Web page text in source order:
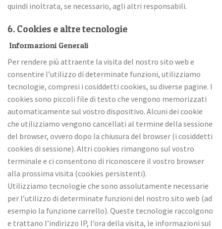
quindi inoltrata, se necessario, agli altri responsabili.
6. Cookies e altre tecnologie
Informazioni Generali
Per rendere più attraente la visita del nostro sito web e
consentire l’utilizzo di determinate funzioni, utilizziamo
tecnologie, compresi i cosiddetti cookies, su diverse pagine. I
cookies sono piccoli file di testo che vengono memorizzati
automaticamente sul vostro dispositivo. Alcuni dei cookie
che utilizziamo vengono cancellati al termine della sessione
del browser, ovvero dopo la chiusura del browser (i cosiddetti
cookies di sessione). Altri cookies rimangono sul vostro
terminale e ci consentono di riconoscere il vostro browser
alla prossima visita (cookies persistenti).
Utilizziamo tecnologie che sono assolutamente necessarie
per l’utilizzo di determinate funzioni del nostro sito web (ad
esempio la funzione carrello). Queste tecnologie raccolgono
e trattano l’indirizzo IP, l’ora della visita, le informazioni sul